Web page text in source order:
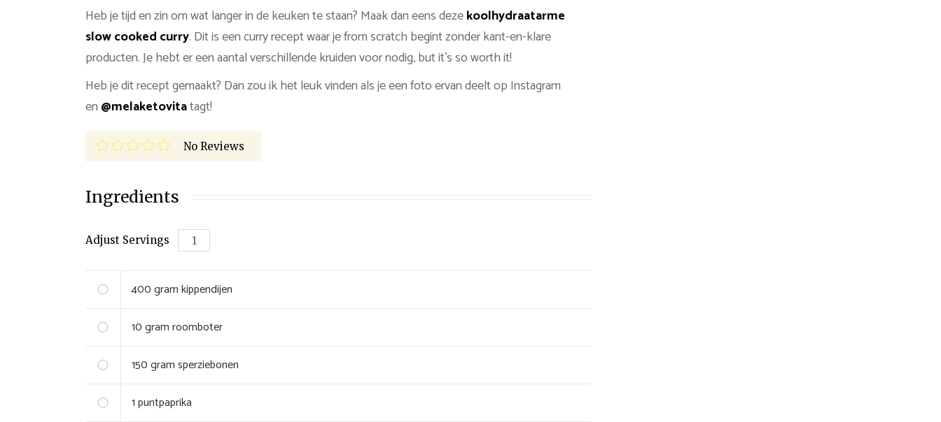
Heb je tijd en zin om wat langer in de keuken te staan? Maak dan eens dezekoolhydraatarme
slow cooked curry. Dit is een curry recept waar je from scratch begint zonder kant-en-klare
producten. Je hebt er een aantal verschillende kruiden voor nodig, but it’s so worth it!
Heb je dit recept gemaakt? Dan zou ik het leuk vinden als je een foto ervan deelt op Instagram
en @melaketovitatagt!
No Reviews
Ingredients
Adjust Servings
400gramkippendijen
10gramroomboter
150gramsperziebonen
1puntpaprika